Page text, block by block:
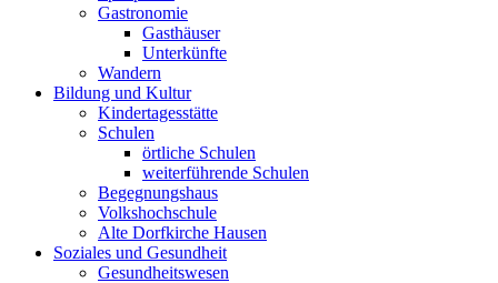
Gastronomie
Gasthäuser
Unterkünfte
Wandern
Bildung und Kultur
Kindertagesstätte
Schulen
örtliche Schulen
weiterführende Schulen
Begegnungshaus
Volkshochschule
Alte Dorfkirche Hausen
Soziales und Gesundheit
Gesundheitswesen